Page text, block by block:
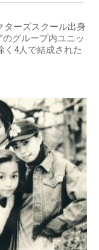
ターズスクール出身
のグループ内ユニッ
く4人で結成された